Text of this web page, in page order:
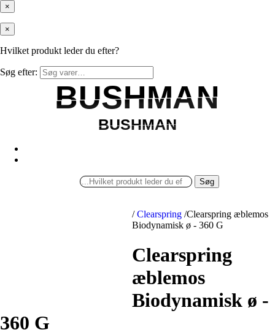
×
×
Hvilket produkt leder du efter?
Søg efter:
BUSHMAN
BUSHMAN
BUSHMAN
BUSHMAN
Søg
/ Clearspring /Clearspring æblemos
Biodynamisk ø - 360 G
Clearspring
æblemos
Biodynamisk ø -
360 G